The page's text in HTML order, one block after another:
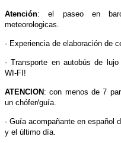
Atención: el paseo en
meteorologicas.
- Experiencia de elaboración de
- Transporte en autobús de
WI-FI!
ATENCION: con menos de 7
un chófer/guía.
- Guía acompañante en español
y el último día.